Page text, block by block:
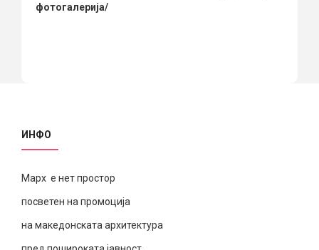
фотогалерија/
ИНФО
Марх е нет простор
посветен на промоција
на македонската архитектура